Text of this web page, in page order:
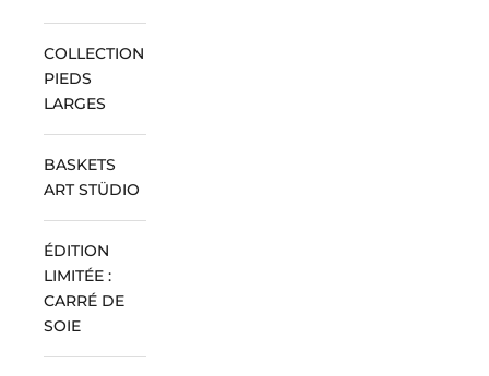
COLLECTION
PIEDS
LARGES
BASKETS
ART STÜDIO
ÉDITION
LIMITÉE :
CARRÉ DE
SOIE